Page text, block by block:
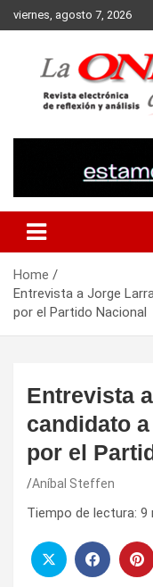
Skip
to
viernes, agosto 7, 2026
Home
Entrevista a Jorge
por el Partido Nacional
Entrevista
candidato
por el
Aníbal Steffen
Tiempo de lectura: 9